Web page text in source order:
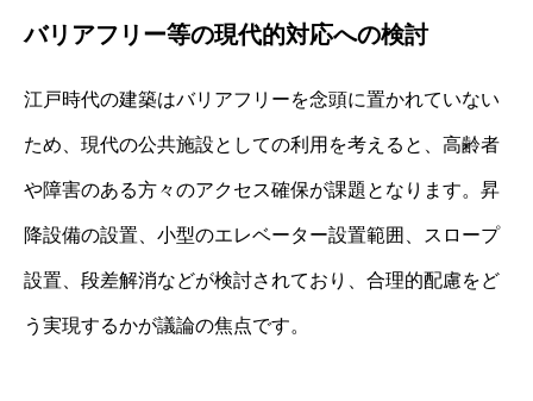
バリアフリー等の現代的対応への検討
江戸時代の建築はバリアフリーを念頭に置かれていない
ため、現代の公共施設としての利用を考えると、高齢者
や障害のある方々のアクセス確保が課題となります。昇
降設備の設置、小型のエレベーター設置範囲、スロープ
設置、段差解消などが検討されており、合理的配慮をど
う実現するかが議論の焦点です。